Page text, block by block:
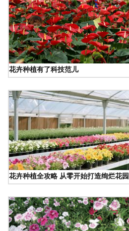
花卉种植有了科技范儿
花卉种植全攻略 从零开始打造绚烂花园